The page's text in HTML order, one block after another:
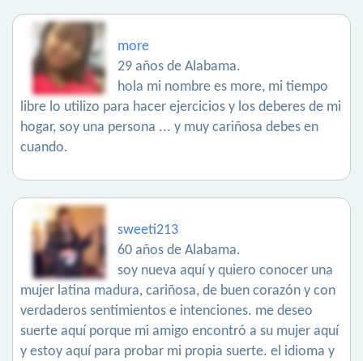
more
29 años de Alabama.
hola mi nombre es more, mi tiempo
libre lo utilizo para hacer ejercicios y los deberes de mi
hogar, soy una persona ... y muy cariñosa debes en
cuando.
sweeti213
60 años de Alabama.
soy nueva aquí y quiero conocer una
mujer latina madura, cariñosa, de buen corazón y con
verdaderos sentimientos e intenciones. me deseo
suerte aquí porque mi amigo encontró a su mujer aquí
y estoy aquí para probar mi propia suerte. el idioma y